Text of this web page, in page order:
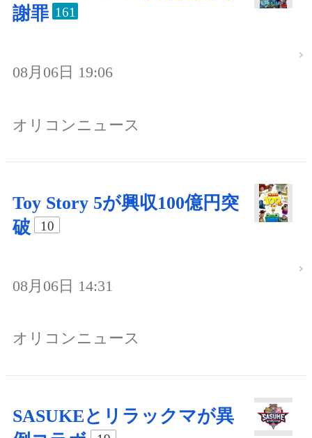
謝罪 161
08月06日 19:06
オリコンニュース
Toy Story 5が興収100億円突
破
10
08月06日 14:31
オリコンニュース
SASUKEとリラックマが異